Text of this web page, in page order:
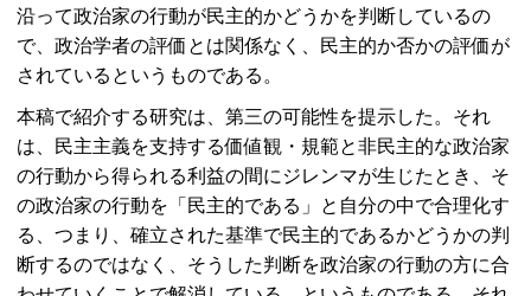
沿って政治家の行動が民主的かどうかを判断しているの
で、政治学者の評価とは関係なく、民主的か否かの評価が
されているというものである。
本稿で紹介する研究は、第三の可能性を提示した。それ
は、民主主義を支持する価値観・規範と非民主的な政治家
の行動から得られる利益の間にジレンマが生じたとき、そ
の政治家の行動を「民主的である」と自分の中で合理化す
る、つまり、確立された基準で民主的であるかどうかの判
断するのではなく、そうした判断を政治家の行動の方に合